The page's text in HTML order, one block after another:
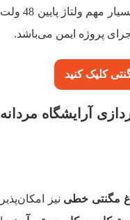
. نکته بسیار مهم ولتاژ پایین 48 ولت
پروژه ایمن می‌باشد.
کلیک کنید
آرایشگاه مردانه
مگنتی خطی نیز امکان‌پذیر